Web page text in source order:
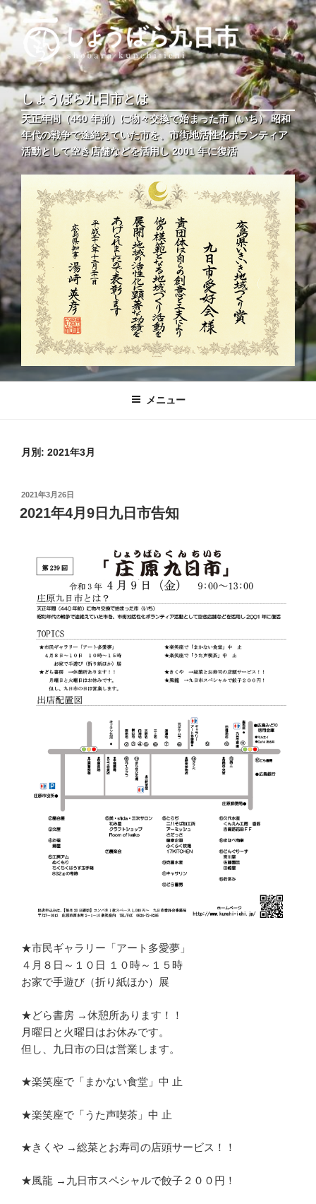
コ
テ
ン
ツ
ス
キ
ッ
プ
しょうばら九日市
しょうばら九日市公式ホームページ
しょうばら九日市とは
天正年間（440 年前）に物々交換で始まった市（いち） 昭和
年代の戦争で途絶えていた市を、市街地活性化ボランティア
活動として空き店舗などを活用し 2001 年に復活
メニュー
月別: 2021年3月
投
稿
日:
2021年3月26日
2021年4月9日九日市告知
★市民ギャラリー「アート多愛夢」
４月８日～１０日 １０時～１５時
お家で手遊び（折り紙ほか）展
★どら書房 →休憩所あります！！
月曜日と火曜日はお休みです。
但し、九日市の日は営業します。
★楽笑座で「まかない食堂」中 止
★楽笑座で「うた声喫茶」中 止
★きくや →総菜とお寿司の店頭サービス！！
★風龍 →九日市スペシャルで餃子２００円！